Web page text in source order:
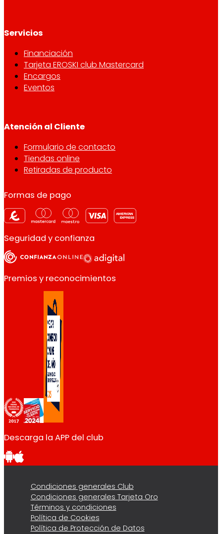
Servicios
Financiación
Tarjeta EROSKI club Mastercard
Encargos
Eventos
Atención al Cliente
Formulario de contacto
Tiendas online
Retiradas de producto
Formas de pago
Seguridad y confianza
Premios y reconocimientos
Descarga la APP del club
Condiciones generales Club
Condiciones generales Tarjeta Oro
Términos y condiciones
Política de Cookies
Política de Protección de Datos